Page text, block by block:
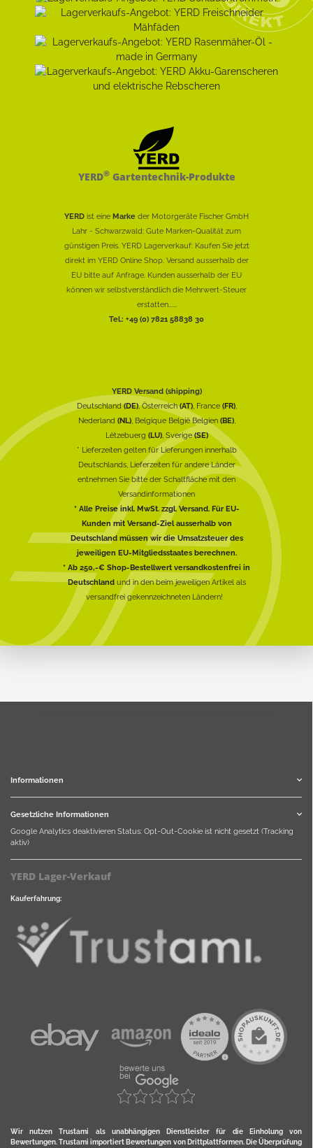
YERD®Gartentechnik-Produkte
YERD ist eine Marke der Motorgeräte Fischer GmbH
Lahr - Schwarzwald: Gute Marken-Qualität zum
günstigen Preis. YERD Lagerverkauf: Kaufen Sie jetzt
direkt im YERD Online Shop. Versand ausserhalb der
EU bitte auf Anfrage. Kunden ausserhalb der EU
können wir selbstverständlich die Mehrwert-Steuer
erstatten......
Tel.: +49 (0) 7821 58838 30
YERD Versand (shipping)
Deutschland(DE), Österreich(AT), France (FR),
Nederland (NL), Belgique België Belgien (BE),
Lëtzebuerg (LU), Sverige(SE)
* Lieferzeiten gelten für Lieferungen innerhalb
Deutschlands, Lieferzeiten für andere Länder
entnehmen Sie bitte der Schaltfläche mit den
Versandinformationen
* Alle Preise inkl. MwSt. zzgl. Versand. Für EU-
Kunden mit Versand-Ziel ausserhalb von
Deutschland müssen wir die Umsatzsteuer des
jeweiligen EU-Mitgliedsstaates berechnen.
* Ab 250,-€ Shop-Bestellwert versandkostenfrei in
Deutschlandund in den beim jeweiligen Artikel als
versandfrei gekennzeichneten Ländern!
Informationen
Gesetzliche Informationen
Google Analytics deaktivieren Status: Opt-Out-Cookie ist nicht gesetzt (Tracking
aktiv)
YERD Lager-Verkauf
Kauferfahrung:
Wir nutzen Trustami als unabhängigen Dienstleister für die Einholung von
Bewertungen. Trustami importiert Bewertungen von Drittplattformen. Die Überprüfung